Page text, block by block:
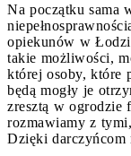
Na początku sama
opiekunów w
takie możliwości,
której osoby, które
będą mogły je
zresztą w ogrodzie
rozmawiamy z
Dzięki darczyńcom